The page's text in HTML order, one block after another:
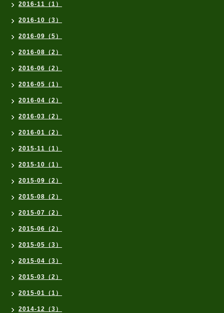
2016-11（1）
2016-10（3）
2016-09（5）
2016-08（2）
2016-06（2）
2016-05（1）
2016-04（2）
2016-03（2）
2016-01（2）
2015-11（1）
2015-10（1）
2015-09（2）
2015-08（2）
2015-07（2）
2015-06（2）
2015-05（3）
2015-04（3）
2015-03（2）
2015-01（1）
2014-12（3）